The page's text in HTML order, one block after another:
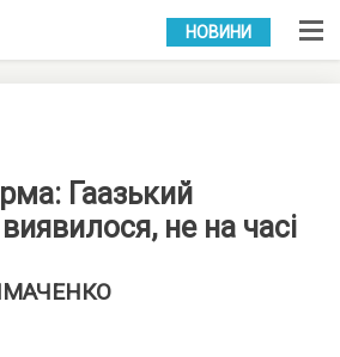
УКР РУС
НОВИНИ
Гаазький
не на часі